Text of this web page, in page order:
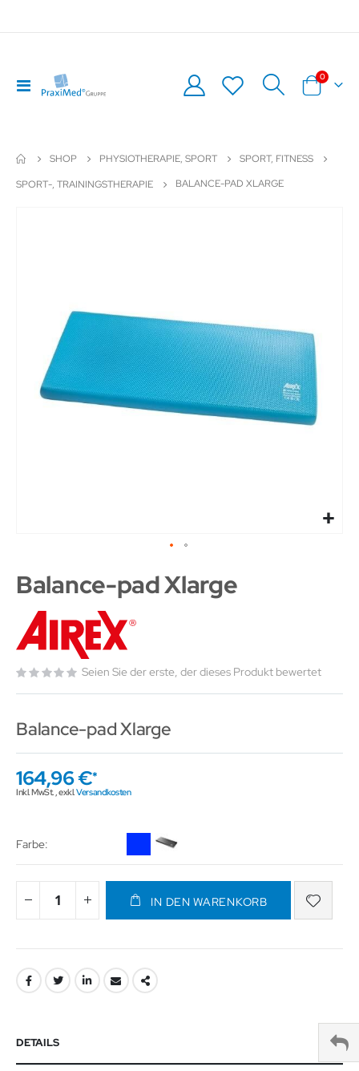
Navigation
umschalten
Warenkorb
0Artikel
SHOP PHYSIOTHERAPIE, SPORT
SPORT, FITNESS
SPORT-, TRAININGSTHERAPIE
BALANCE-PAD XLARGE
Balance-pad Xlarge
Seien Sie der erste, der dieses Produkt bewertet
Balance-pad Xlarge
164,96 €
Inkl. MwSt.,exkl.Versandkosten
Farbe
IN DEN WARENKORB
DETAILS